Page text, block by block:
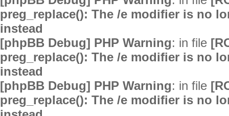
preg_replace(): The /e modifier is no
instead
[phpBB Debug] PHP Warning: in file
preg_replace(): The /e modifier is no
instead
[phpBB Debug] PHP Warning: in file
preg_replace(): The /e modifier is no